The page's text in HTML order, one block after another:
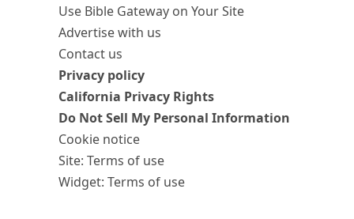
Use Bible Gateway on Your Site
Advertise with us
Contact us
Privacy policy
California Privacy Rights
Do Not Sell My Personal Information
Cookie notice
Site: Terms of use
Widget: Terms of use